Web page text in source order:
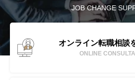
JOB CHANGE
オンライン転職相談
ONLINE